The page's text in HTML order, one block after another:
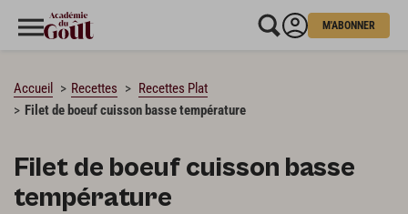
M'ABONNER
Accueil Recettes
Recettes Plat
Filet de boeuf cuisson basse température
Filet de boeuf cuisson basse
température
CHARGEMENT…